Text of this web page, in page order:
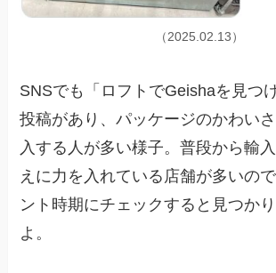
（2025.02.13）
SNSでも「ロフトでGeishaを見つ
投稿があり、パッケージのかわい
入する人が多い様子。普段から輸
えに力を入れている店舗が多いの
ント時期にチェックすると見つか
よ。